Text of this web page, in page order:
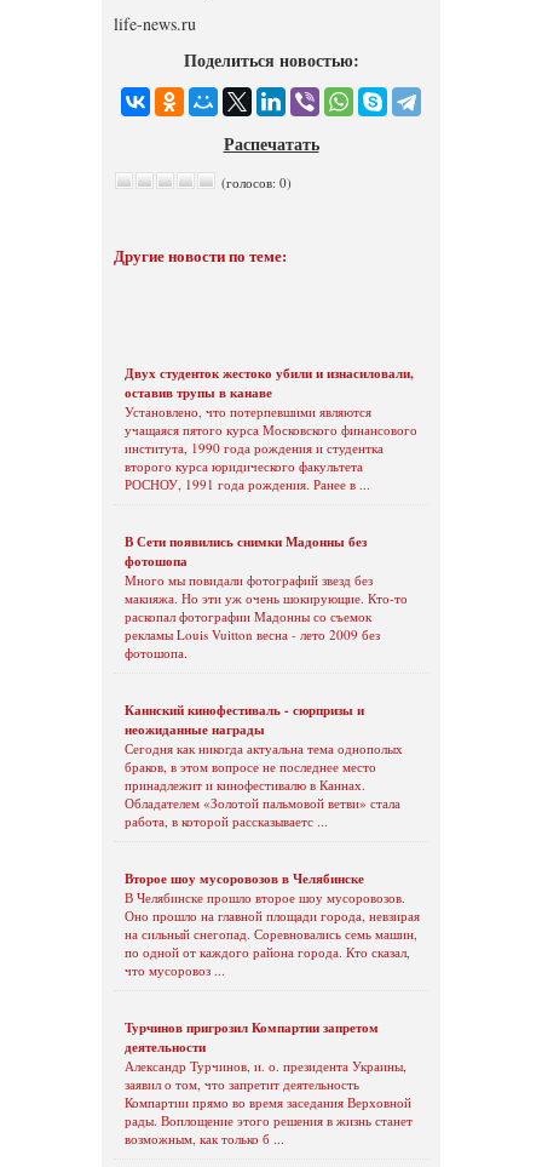
life-news.ru
Поделиться новостью:
Распечатать
(голосов: 0)
Другие новости по теме:
Двух студенток жестоко убили и изнасиловали,
оставив трупы в канаве
Установлено, что потерпевшими являются
учащаяся пятого курса Московского финансового
института, 1990 года рождения и студентка
второго курса юридического факультета
РОСНОУ, 1991 года рождения. Ранее в ...
В Сети появились снимки Мадонны без
фотошопа
Много мы повидали фотографий звезд без
макияжа. Но эти уж очень шокирующие. Кто-то
раскопал фотографии Мадонны со съемок
рекламы Louis Vuitton весна - лето 2009 без
фотошопа.
Каннский кинофестиваль - сюрпризы и
неожиданные награды
Сегодня как никогда актуальна тема однополых
браков, в этом вопросе не последнее место
принадлежит и кинофестивалю в Каннах.
Обладателем «Золотой пальмовой ветви» стала
работа, в которой рассказываетс ...
Второе шоу мусоровозов в Челябинске
В Челябинске прошло второе шоу мусоровозов.
Оно прошло на главной площади города, невзирая
на сильный снегопад. Соревновались семь машин,
по одной от каждого района города. Кто сказал,
что мусоровоз ...
Турчинов пригрозил Компартии запретом
деятельности
Александр Турчинов, и. о. президента Украины,
заявил о том, что запретит деятельность
Компартии прямо во время заседания Верховной
рады. Воплощение этого решения в жизнь станет
возможным, как только б ...